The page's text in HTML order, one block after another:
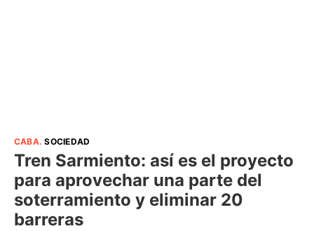
CABA.SOCIEDAD
Tren Sarmiento: así es el proyecto
para aprovechar una parte del
soterramiento y eliminar 20
barreras